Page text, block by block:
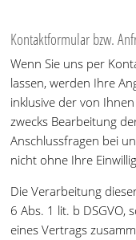
Kontaktformular bzw.
Wenn Sie uns per
lassen, werden Ihre
inklusive der von
zwecks Bearbeitung
Anschlussfragen bei
nicht ohne Ihre
Die Verarbeitung
6 Abs. 1 lit. b DSGVO,
eines Vertrags